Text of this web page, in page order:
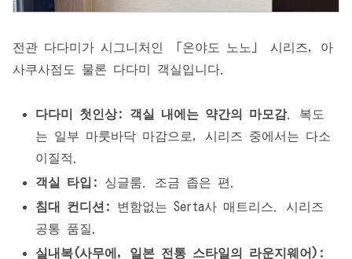
전관 다다미가 시그니처인 「온야도 노노」 시리즈, 아
사쿠사점도 물론 다다미 객실입니다.
다다미 첫인상: 객실 내에는 약간의 마모감. 복도
는 일부 마룻바닥 마감으로, 시리즈 중에서는 다소
이질적.
객실 타입:
싱글룸. 조금 좁은 편.
침대 컨디션:
변함없는 Serta사 매트리스. 시리즈
공통 품질.
실내복(사무에, 일본 전통 스타일의 라운지웨어):